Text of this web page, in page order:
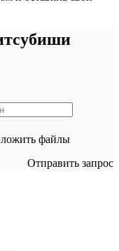
файлы
Отправить запрос